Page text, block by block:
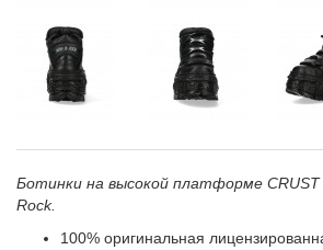
Ботинки на высокой платформе
Rock.
100% оригинальная